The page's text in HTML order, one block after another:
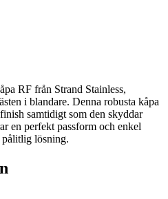
RF från Strand Stainless,
i blandare. Denna robusta kåpa
samtidigt som den skyddar
en perfekt passform och enkel
lösning.